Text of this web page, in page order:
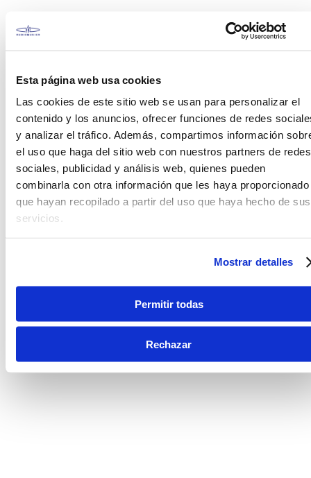
Esta página web usa cookies
Las cookies de este sitio web se usan para personalizar el
contenido y los anuncios, ofrecer funciones de redes
y analizar el tráfico. Además, compartimos información
el uso que haga del sitio web con nuestros partners de redes
sociales, publicidad y análisis web, quienes pueden
combinarla con otra información que les haya proporcionado
que hayan recopilado a partir del uso que haya hecho de sus
servicios.
Mostrar detalles
Permitir todas
Rechazar